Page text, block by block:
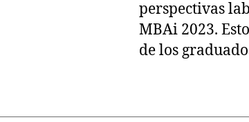
perspectivas
MBAi 2023.
de los